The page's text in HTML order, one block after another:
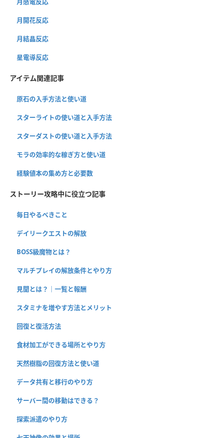
月開花反応
月結晶反応
星電導反応
アイテム関連記事
原石の入手方法と使い道
スターライトの使い道と入手方法
スターダストの使い道と入手方法
モラの効率的な稼ぎ方と使い道
経験値本の集め方と必要数
ストーリー攻略中に役立つ記事
毎日やるべきこと
デイリークエストの解放
BOSS級魔物とは？
マルチプレイの解放条件とやり方
見聞とは？｜一覧と報酬
スタミナを増やす方法とメリット
回復と復活方法
食材加工ができる場所とやり方
天然樹脂の回復方法と使い道
データ共有と移行のやり方
サーバー間の移動はできる？
探索派遣のやり方